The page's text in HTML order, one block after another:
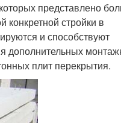
представлено
конкретной стройки в
и способствуют
дополнительных
плит перекрытия.